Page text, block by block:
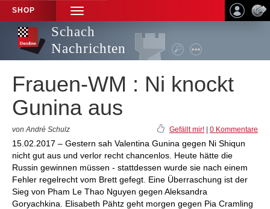
SHOP
TOGGLE
NAVIGATION
Schach
Nachrichten
Frauen-WM : Ni knockt
Gunina aus
von André Schulz Gefällt mir! 0 Kommentare
15.02.2017 – Gestern sah Valentina Gunina gegen Ni Shiqun
nicht gut aus und verlor recht chancenlos. Heute hätte die
Russin gewinnen müssen - stattdessen wurde sie nach einem
Fehler regelrecht vom Brett gefegt. Eine Überraschung ist der
Sieg von Pham Le Thao Nguyen gegen Aleksandra
Goryachkina. Elisabeth Pähtz geht morgen gegen Pia Cramling